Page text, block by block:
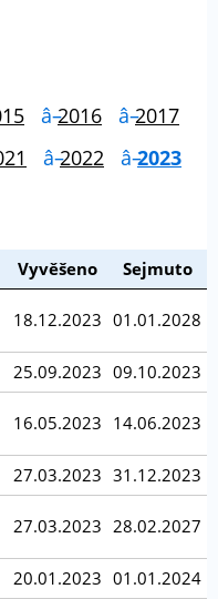
2016
2017
2022
2023
Vyvěšeno
Sejmuto
18.12.2023 01.01.2028
25.09.2023 09.10.2023
16.05.2023 14.06.2023
27.03.2023 31.12.2023
27.03.2023 28.02.2027
20.01.2023 01.01.2024